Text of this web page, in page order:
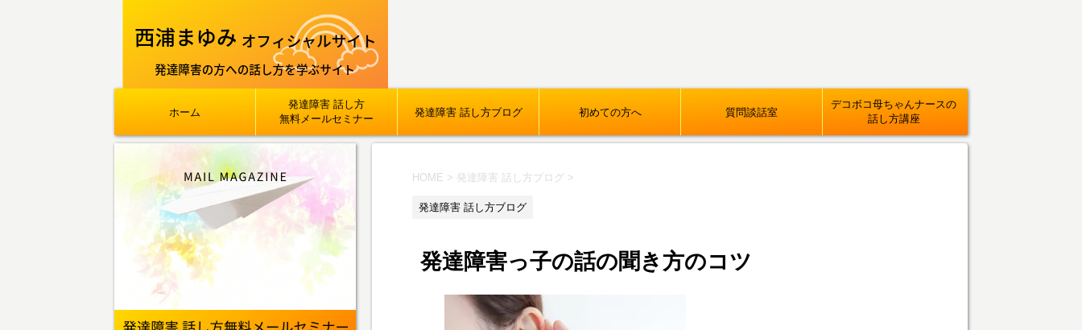
ホーム
発達障害 話し方
無料メールセミナー
発達障害 話し方ブログ 初めての方へ 質問談話室
デコボコ母ちゃんナースの
話し方講座
HOME > 発達障害 話し方ブログ >
発達障害 話し方ブログ
発達障害っ子の話の聞き方のコツ